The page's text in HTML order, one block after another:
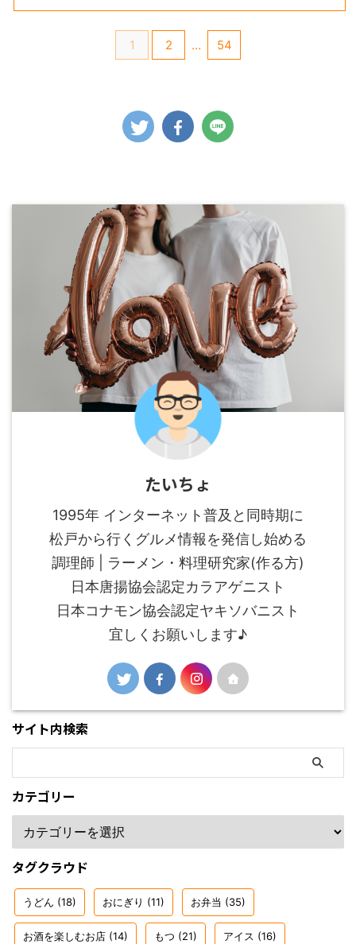
1 2 … 54
たいちょ
1995年 インターネット普及と同時期に
松戸から行くグルメ情報を発信し始める
調理師 | ラーメン・料理研究家(作る方)
日本唐揚協会認定カラアゲニスト
日本コナモン協会認定ヤキソバニスト
宜しくお願いします♪
サイト内検索
カテゴリー
タグクラウド
うどん (18) おにぎり (11) お弁当 (35)
お酒を楽しむお店 (14) もつ (21) アイス (16)